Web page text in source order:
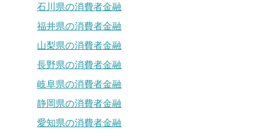
石川県の消費者金融
福井県の消費者金融
山梨県の消費者金融
長野県の消費者金融
岐阜県の消費者金融
静岡県の消費者金融
愛知県の消費者金融